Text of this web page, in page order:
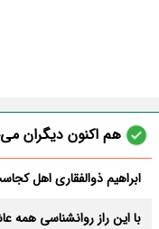
هم اکنون دیگران
ابراهیم ذوالفقاری اهل
با این راز روانشناسی